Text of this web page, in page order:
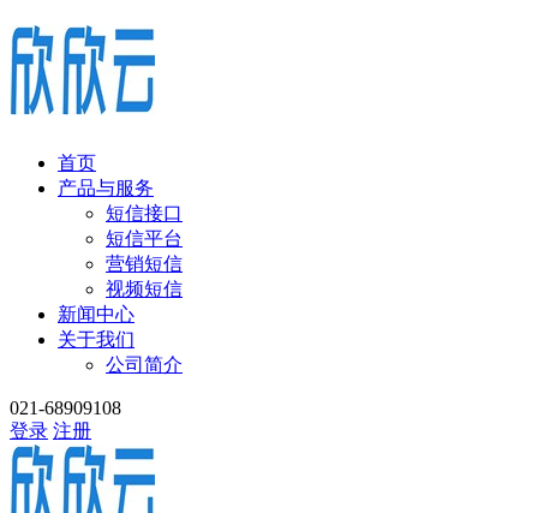
首页
产品与服务
短信接口
短信平台
营销短信
视频短信
新闻中心
关于我们
公司简介
021-68909108
登录 注册